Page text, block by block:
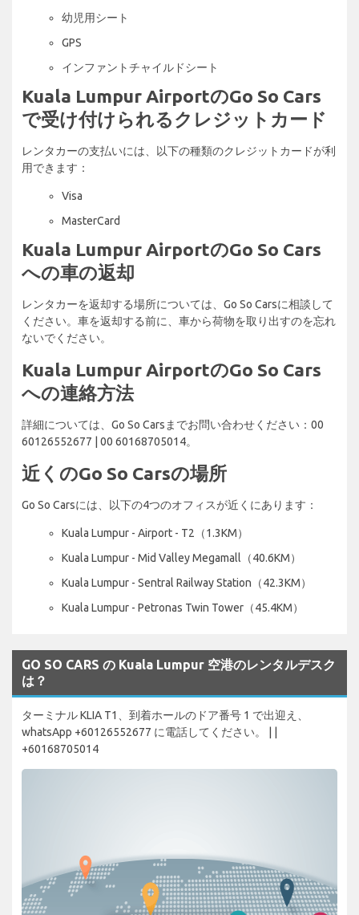
幼児用シート
GPS
インファントチャイルドシート
Kuala Lumpur AirportのGo So Cars
で受け付けられるクレジットカード
レンタカーの支払いには、以下の種類のクレジットカードが利
用できます：
Visa
MasterCard
Kuala Lumpur AirportのGo So Cars
への車の返却
レンタカーを返却する場所については、Go So Carsに相談して
ください。車を返却する前に、車から荷物を取り出すのを忘れ
ないでください。
Kuala Lumpur AirportのGo So Cars
への連絡方法
詳細については、Go So Carsまでお問い合わせください：00
60126552677 | 00 60168705014。
近くのGo So Carsの場所
Go So Carsには、以下の4つのオフィスが近くにあります：
Kuala Lumpur - Airport - T2（1.3KM）
Kuala Lumpur - Mid Valley Megamall（40.6KM）
Kuala Lumpur - Sentral Railway Station（42.3KM）
Kuala Lumpur - Petronas Twin Tower（45.4KM）
GO SO CARS の Kuala Lumpur 空港のレンタルデスク
は？
ターミナル KLIA T1、到着ホールのドア番号 1 で出迎え、
whatsApp +60126552677 に電話してください。 | |
+60168705014